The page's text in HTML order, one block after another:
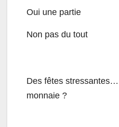
Oui une partie
Non pas du tout
Des fêtes
monnaie ?